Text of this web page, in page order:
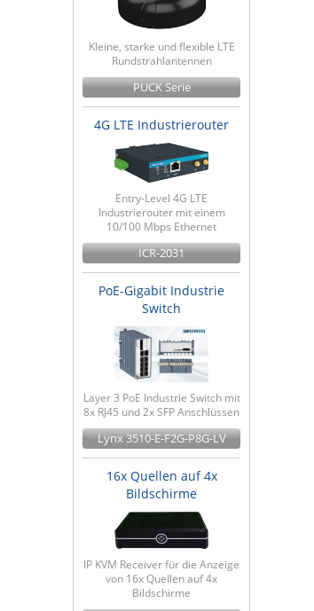
Kleine, starke und flexible LTE
Rundstrahlantennen
PUCK Serie
4G LTE Industrierouter
Entry-Level 4G LTE
Industrierouter mit einem
10/100 Mbps Ethernet
ICR-2031
PoE-Gigabit Industrie
Switch
Layer 3 PoE Industrie Switch mit
8x RJ45 und 2x SFP Anschlüssen
Lynx 3510-E-F2G-P8G-LV
16x Quellen auf 4x
Bildschirme
IP KVM Receiver für die Anzeige
von 16x Quellen auf 4x
Bildschirme